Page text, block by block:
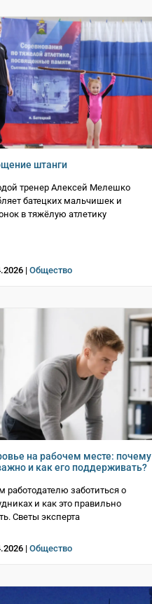
штанги
тренер Алексей Мелешко
батецких мальчишек и
в тяжёлую атлетику
| Общество
на рабочем месте: почему
и как его поддерживать?
работодателю заботиться о
и как это правильно
Светы эксперта
| Общество